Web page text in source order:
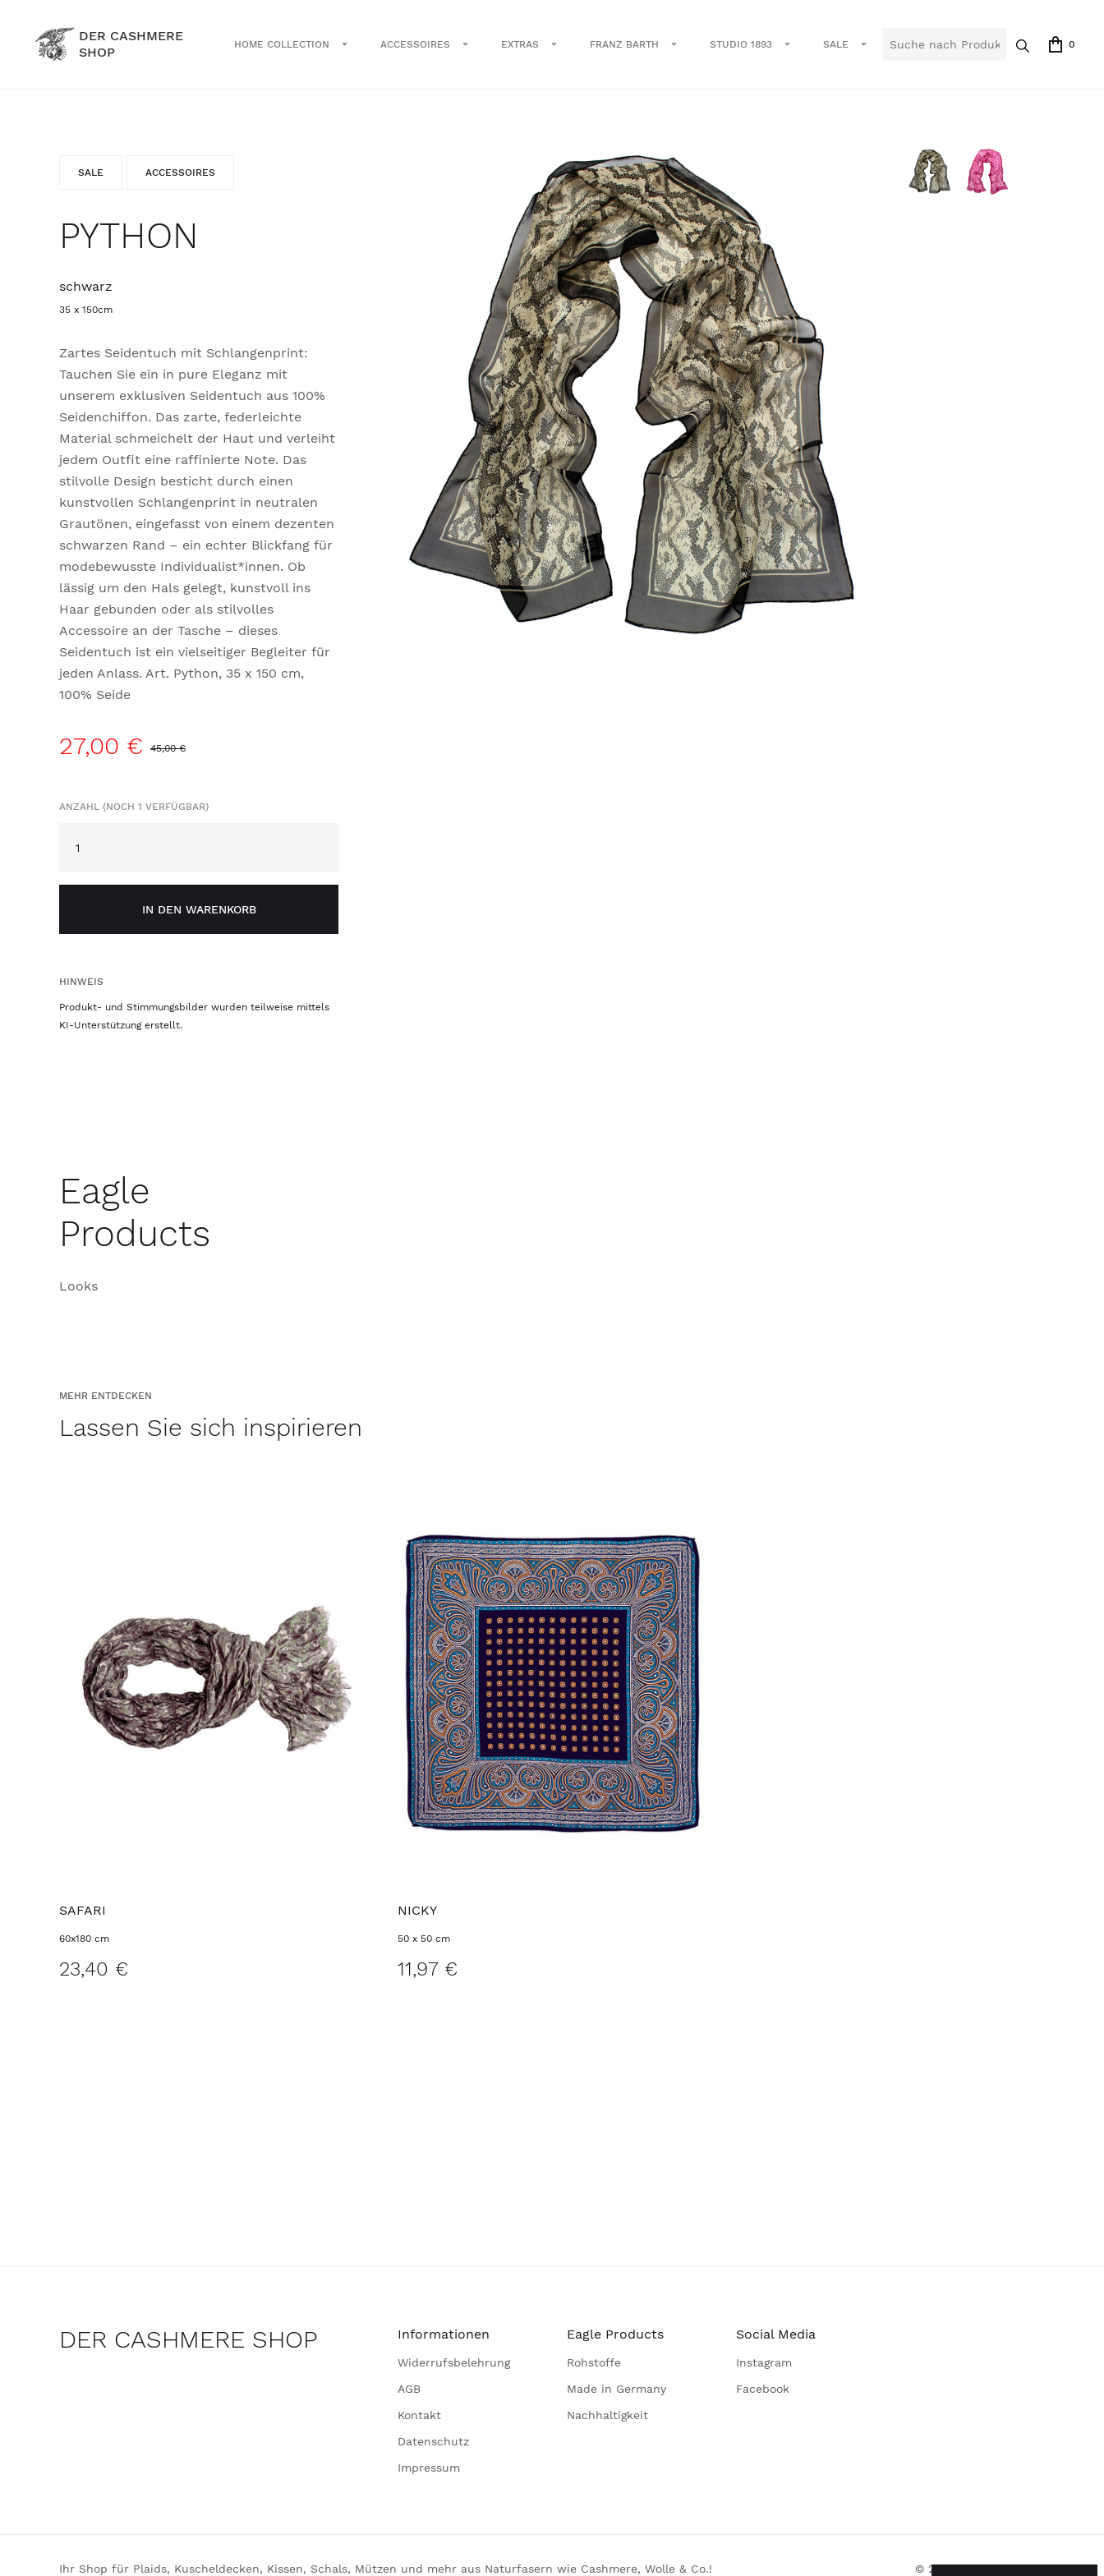
DER CASHMERE
SHOP
HOME COLLECTION ACCESSOIRES EXTRAS FRANZ BARTH STUDIO 1893 SALE 0
SALE ACCESSOIRES
PYTHON
schwarz
35 x 150cm
Zartes Seidentuch mit Schlangenprint:
Tauchen Sie ein in pure Eleganz mit
unserem exklusiven Seidentuch aus 100%
Seidenchiffon. Das zarte, federleichte
Material schmeichelt der Haut und verleiht
jedem Outfit eine raffinierte Note. Das
stilvolle Design besticht durch einen
kunstvollen Schlangenprint in neutralen
Grautönen, eingefasst von einem dezenten
schwarzen Rand – ein echter Blickfang für
modebewusste Individualist*innen. Ob
lässig um den Hals gelegt, kunstvoll ins
Haar gebunden oder als stilvolles
Accessoire an der Tasche – dieses
Seidentuch ist ein vielseitiger Begleiter für
jeden Anlass. Art. Python, 35 x 150 cm,
100% Seide
27,00 € 45,00 €
ANZAHL (NOCH 1 VERFÜGBAR)
IN DEN WARENKORB
HINWEIS
Produkt- und Stimmungsbilder wurden teilweise mittels
KI-Unterstützung erstellt.
Eagle
Products
Looks
MEHR ENTDECKEN
Lassen Sie sich inspirieren
SAFARI
60x180 cm
23,40 €
NICKY
50 x 50 cm
11,97 €
DER CASHMERE SHOP Informationen
Widerrufsbelehrung
AGB
Kontakt
Datenschutz
Impressum
Eagle Products
Rohstoffe
Made in Germany
Nachhaltigkeit
Social Media
Instagram
Facebook
Ihr Shop für Plaids, Kuscheldecken, Kissen, Schals, Mützen und mehr aus Naturfasern wie Cashmere, Wolle & Co.! © 2026 Eagle Products